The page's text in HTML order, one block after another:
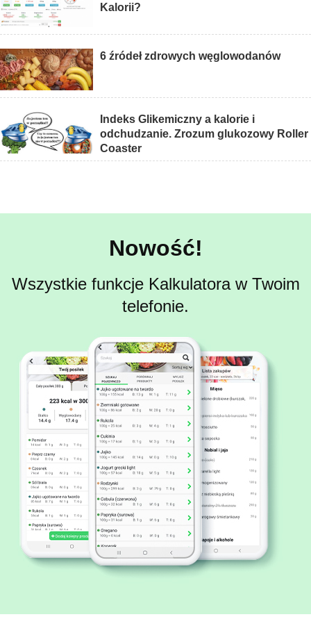
Kalorii?
6 źródeł zdrowych węglowodanów
Indeks Glikemiczny a kalorie i
odchudzanie. Zrozum glukozowy Roller
Coaster
Nowość!
Wszystkie funkcje Kalkulatora w Twoim
telefonie.